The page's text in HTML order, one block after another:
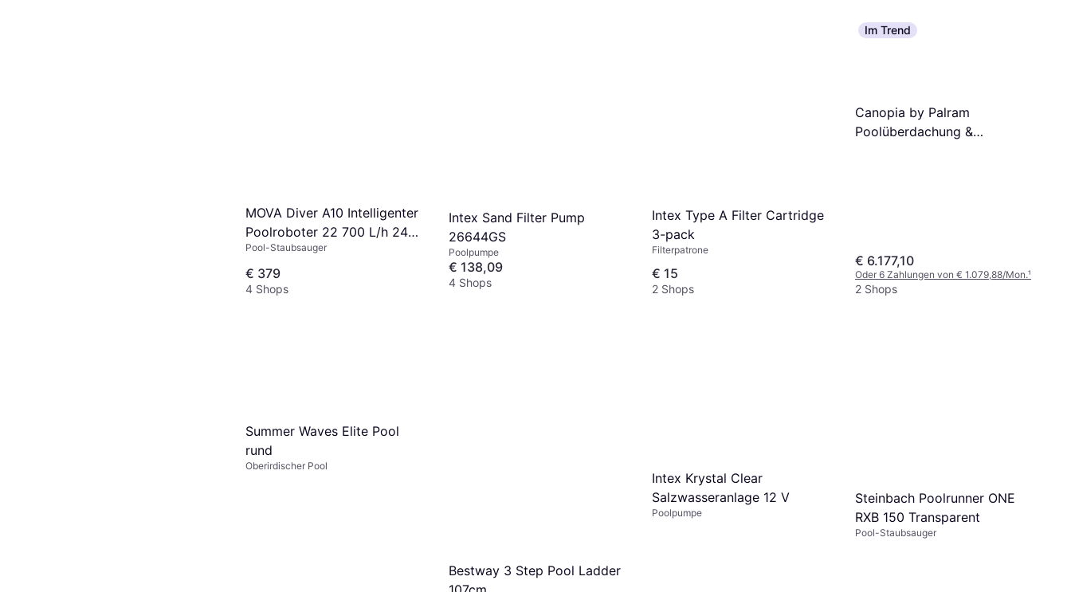
MOVA Diver A10 Intelligenter
Poolroboter 22 700 L/h 240
min Laufzeit Doppel-Bürste 8
IA-Modi
Pool-Staubsauger
€ 379
4 Shops
Intex Sand Filter Pump
26644GS
Poolpumpe
€ 138,09
4 Shops
Intex Type A Filter Cartridge
3-pack
Filterpatrone
€ 15
2 Shops
Im Trend
Canopia by Palram
Poolüberdachung &
€ 6.177,10
Oder 6 Zahlungen von € 1.079,88/Mon.¹
2 Shops
Summer Waves Elite Pool
rund
Oberirdischer Pool
Bestway 3 Step Pool Ladder
Intex Krystal Clear
Salzwasseranlage 12 V
Poolpumpe
Steinbach Poolrunner ONE
RXB 150 Transparent
Pool-Staubsauger